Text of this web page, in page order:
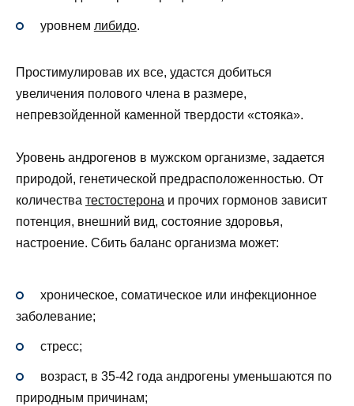
уровнем либидо.
Простимулировав их все, удастся добиться
увеличения полового члена в размере,
непревзойденной каменной твердости «стояка».
Уровень андрогенов в мужском организме, задается
природой, генетической предрасположенностью. От
количества тестостерона и прочих гормонов зависит
потенция, внешний вид, состояние здоровья,
настроение. Сбить баланс организма может:
хроническое, соматическое или инфекционное
заболевание;
стресс;
возраст, в 35-42 года андрогены уменьшаются по
природным причинам;